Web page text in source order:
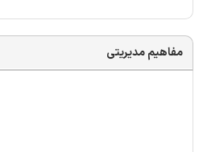
مفاهیم مدیریتی